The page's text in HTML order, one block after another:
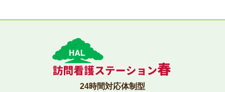
24時間対応体制型